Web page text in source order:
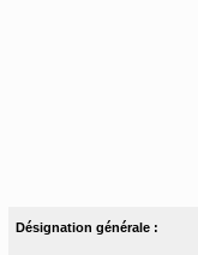
Désignation générale :